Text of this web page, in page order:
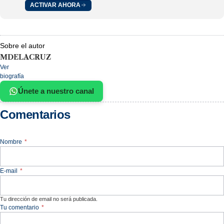
ACTIVAR AHORA
Sobre el autor
MDELACRUZ
Ver
biografía
Únete a nuestro canal
Comentarios
Nombre *
E-mail *
Tu dirección de email no será publicada.
Tu comentario *